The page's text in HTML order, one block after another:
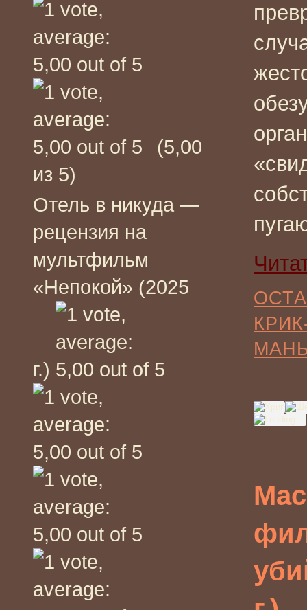
(5,00
из 5)
Отель в никуда —
рецензия на
мультфильм
«Непокой» (2025
г.)